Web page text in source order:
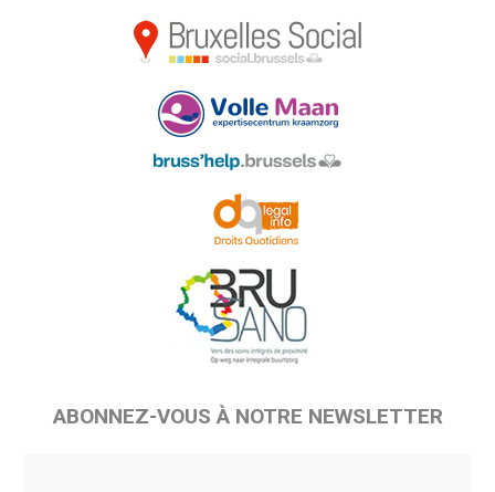
ABONNEZ-VOUS À NOTRE NEWSLETTER